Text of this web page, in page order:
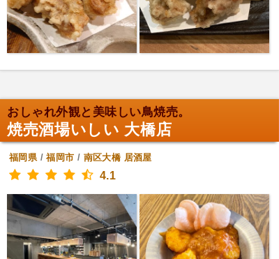
おしゃれ外観と美味しい鳥焼売。
焼売酒場いしい 大橋店
福岡県/福岡市 / 南区大橋 居酒屋
4.1